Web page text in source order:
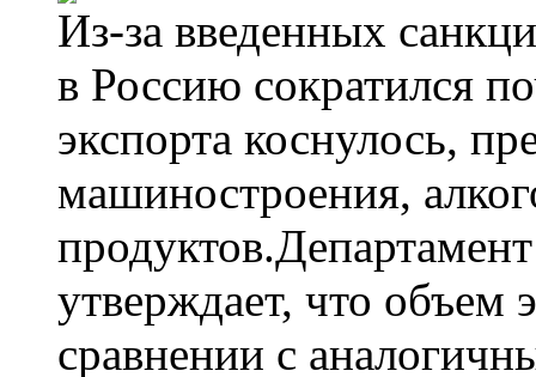
Из-за введенных
в Россию сократился
экспорта коснулось,
машиностроения,
утверждает, что объем
сравнении с